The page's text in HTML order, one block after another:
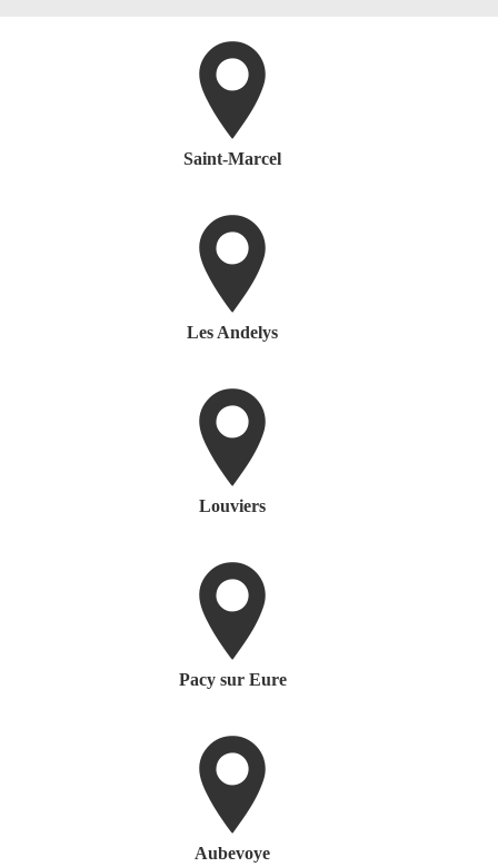
Saint-Marcel
Les Andelys
Louviers
Pacy sur Eure
Aubevoye